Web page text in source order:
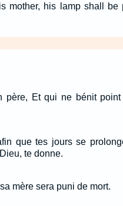
mother, his lamp shall be
père, Et qui ne bénit point
que tes jours se
te donne.
mère sera puni de mort.